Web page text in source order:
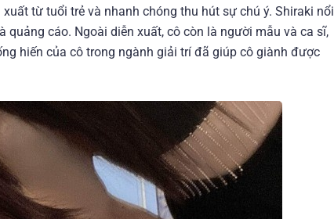
từ tuổi trẻ và nhanh chóng thu hút sự chú ý. Shiraki nổi
cáo. Ngoài diễn xuất, cô còn là người mẫu và ca sĩ,
hiến của cô trong ngành giải trí đã giúp cô giành được